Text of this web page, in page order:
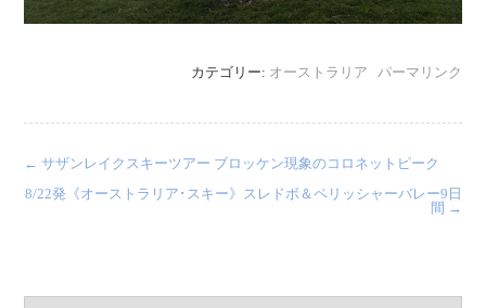
カテゴリー: オーストラリア パーマリンク
← サザンレイクスキーツアー ブロッケン現象のコロネットピーク
8/22発《オーストラリア･スキー》スレドボ＆ペリッシャーバレー9日
間 →